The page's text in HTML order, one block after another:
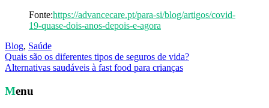
Fonte:https://advancecare.pt/para-si/blog/artigos/covid-
19-quase-dois-anos-depois-e-agora
Blog, Saúde
Navegação
de
artigos
Quais são os diferentes tipos de seguros de vida?
Alternativas saudáveis à fast food para crianças
Menu